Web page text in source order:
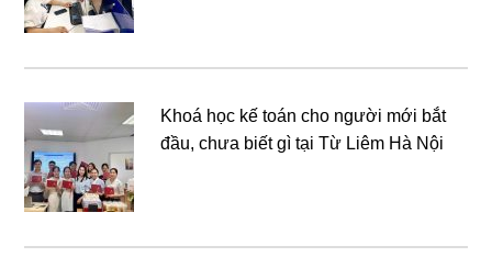
Khoá học kế toán cho người mới bắt
đầu, chưa biết gì tại Từ Liêm Hà Nội